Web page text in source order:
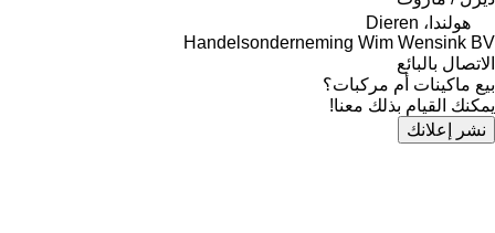
هولندا، Dieren
Handelsonderneming Wim Wensink BV
الاتصال بالبائع
بيع ماكينات أم مركبات؟
يمكنك القيام بذلك معنا!
نشر إعلانك